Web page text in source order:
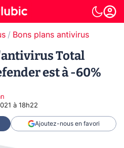
Bons plans antivirus
Total
est à -60%
à 18h22
Ajoutez-nous en favori